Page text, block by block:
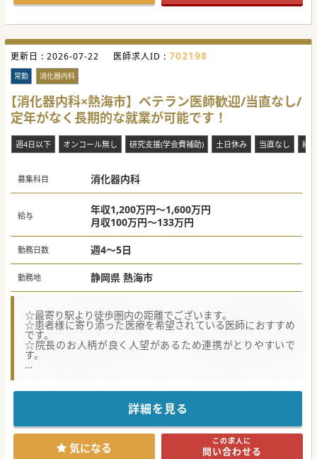
更新日 : 2026-07-22 医師求人ID : 702198
常勤 消化器内科
【消化器内科×熱海市】ベテラン医師歓迎/当直なし/
定年がなく長期的な就業が可能です！
週4日以下 オンコール無し 研究支援(学会費補助) 土日休み 当直なし 紙
募集科目 消化器内科
給与
年収1,200万円～1,600万円
月収100万円～133万円
勤務日数 週4～5日
勤務地 静岡県 熱海市
☆最寄り駅より徒歩圏内の距離でございます。
☆患者様に寄り添った医療を希望されている医師におすすめ
です。
☆院長のお人柄が良く人望があるため連携がとりやすいで
す。
車通勤をご希望の場合は最寄りICより10分圏内、電車勤務を
ご希望の場合は最寄り駅より10分圏内とアクセスも良い立地
セカンドキャリアや長期的なご勤務を希望されている方にご
勤務いただきやすい環境です。
少しでもご興味がございましたらお気軽にお問い合わせくだ
詳細を見る
気になる この求人に
問い合わせる